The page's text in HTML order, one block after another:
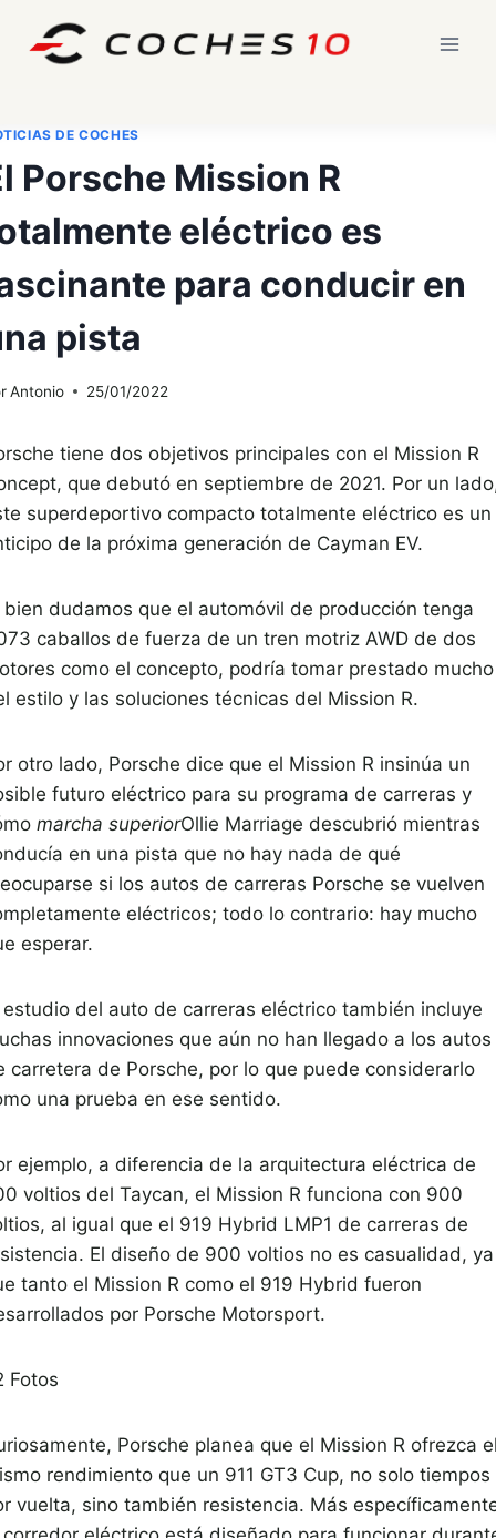
DE COCHES
Porsche Mission R
eléctrico es
para conducir en
pista
Antonio 25/01/2022
tiene dos objetivos principales con el Mission R
que debutó en septiembre de 2021. Por un
superdeportivo compacto totalmente eléctrico es un
de la próxima generación de Cayman EV.
bien dudamos que el automóvil de producción tenga
caballos de fuerza de un tren motriz AWD de dos
como el concepto, podría tomar prestado mucho
estilo y las soluciones técnicas del Mission R.
otro lado, Porsche dice que el Mission R insinúa un
futuro eléctrico para su programa de carreras y
marcha superiorOllie Marriage descubrió mientras
en una pista que no hay nada de qué
si los autos de carreras Porsche se vuelven
eléctricos; todo lo contrario: hay mucho
esperar.
estudio del auto de carreras eléctrico también incluye
innovaciones que aún no han llegado a los autos
carretera de Porsche, por lo que puede considerarlo
una prueba en ese sentido.
ejemplo, a diferencia de la arquitectura eléctrica de
voltios del Taycan, el Mission R funciona con 900
al igual que el 919 Hybrid LMP1 de carreras de
El diseño de 900 voltios no es casualidad, ya
tanto el Mission R como el 919 Hybrid fueron
por Porsche Motorsport.
Fotos
Porsche planea que el Mission R ofrezca
rendimiento que un 911 GT3 Cup, no solo tiempos
vuelta, sino también resistencia. Más